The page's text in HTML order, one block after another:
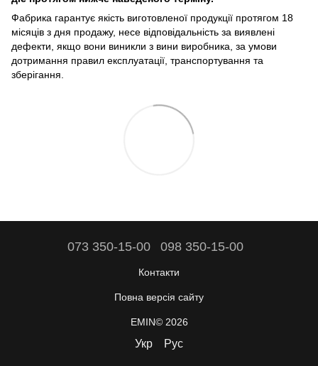
Фабрика гарантує якість виготовленої продукції протягом 18
місяців з дня продажу, несе відповідальність за виявлені
дефекти, якщо вони виникли з вини виробника, за умови
дотримання правил експлуатації, транспортування та
зберігання.
073 350-15-00 098 350-15-00
Контакти
Повна версія сайту
EMIN© 2026
Укр Рус